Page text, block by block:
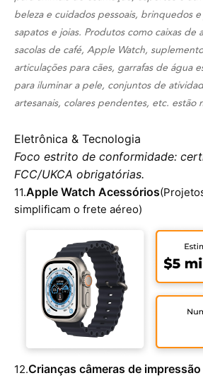
beleza e cuidados pessoais, brinquedos
sapatos e joias. Produtos como caixas de
sacolas de café, Apple Watch,
articulações para cães, garrafas de água
para iluminar a pele, conjuntos de
artesanais, colares pendentes, etc. estão
Eletrônica & Tecnologia
Foco estrito de conformidade:
FCC/UKCA obrigatórias.
11.Apple Watch Acessórios
simplificam o frete aéreo)
12.Crianças câmeras de impressão